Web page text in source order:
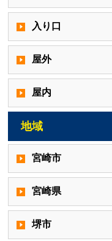
入り口
屋外
屋内
地域
宮崎市
宮崎県
堺市